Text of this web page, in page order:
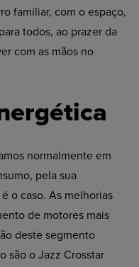
familiar, com o espaço,
todos, ao prazer da
com as mãos no
normalmente em
pela sua
o caso. As melhorias
de motores mais
deste segmento
são o Jazz Crosstar